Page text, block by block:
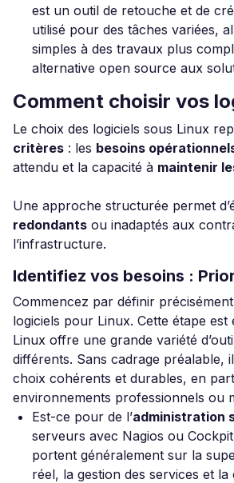
est un outil de retouche et de
utilisé pour des tâches variées,
simples à des travaux plus
alternative open source aux
Comment choisir vos
Le choix des logiciels sous Linux
critères : les besoins
attendu et la capacité à maintenir
Une approche structurée permet
redondants ou inadaptés aux
l’infrastructure.
Identifiez vos besoins :
Commencez par définir
logiciels pour Linux. Cette étape est
Linux offre une grande variété
différents. Sans cadrage préalable,
choix cohérents et durables, en
environnements professionnels ou
Est-ce pour de l’administration
serveurs avec Nagios ou
portent généralement sur la
réel, la gestion des services et